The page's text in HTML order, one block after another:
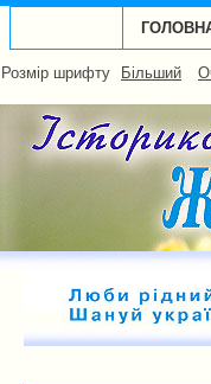
Розмір шрифту Більший